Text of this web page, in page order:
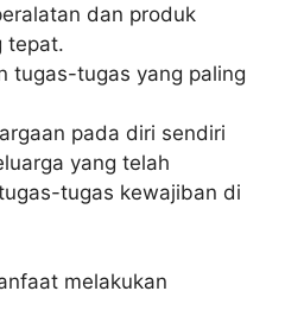
dan produk
tepat.
tugas-tugas yang paling
pada diri sendiri
yang telah
tugas kewajiban di
melakukan